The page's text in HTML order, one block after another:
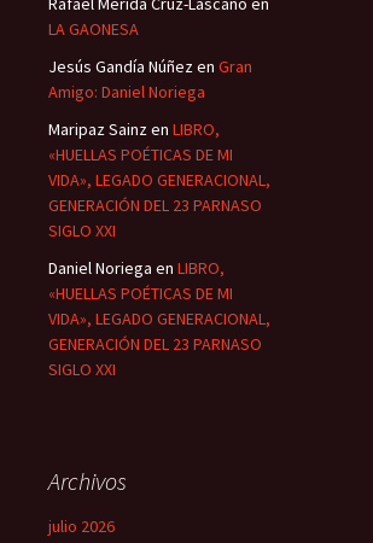
LA GAONESA
Jesús Gandía Núñezen Gran
Amigo: Daniel Noriega
Maripaz Sainzen LIBRO,
«HUELLAS POÉTICAS DE MI
VIDA», LEGADO GENERACIONAL,
GENERACIÓN DEL 23 PARNASO
SIGLO XXI
Daniel Noriega en LIBRO,
«HUELLAS POÉTICAS DE MI
VIDA», LEGADO GENERACIONAL,
GENERACIÓN DEL 23 PARNASO
SIGLO XXI
Archivos
julio 2026